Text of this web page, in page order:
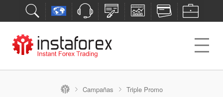
Campañas Triple Promo